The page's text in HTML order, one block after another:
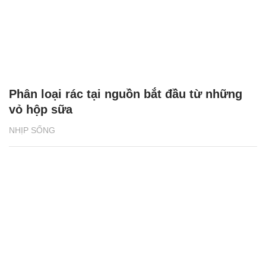
NHỊP SỐNG
Phân loại rác tại nguồn bắt đầu từ những
vỏ hộp sữa